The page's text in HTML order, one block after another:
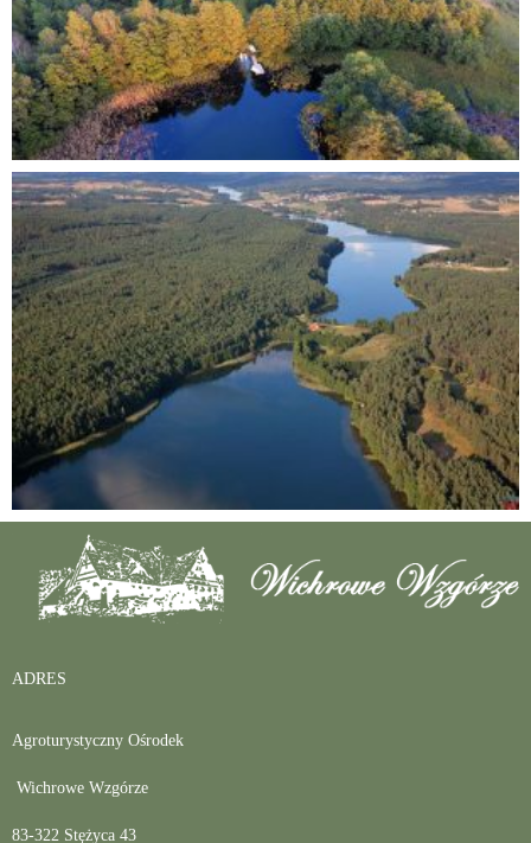
ADRES
Agroturystyczny Ośrodek
Wichrowe Wzgórze
83-322 Stężyca 43